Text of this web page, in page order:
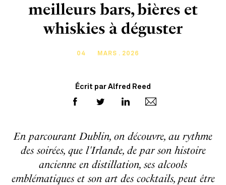
meilleurs bars, bières et
whiskies à déguster
04 MARS . 2026
Écrit par Alfred Reed
En parcourant Dublin, on découvre, au rythme
des soirées, que l'Irlande, de par son histoire
ancienne en distillation, ses alcools
emblématiques et son art des cocktails, peut être